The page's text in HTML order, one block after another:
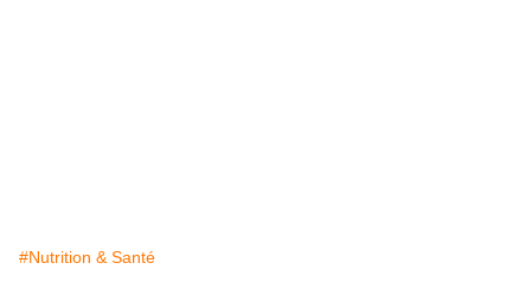
#Nutrition & Santé